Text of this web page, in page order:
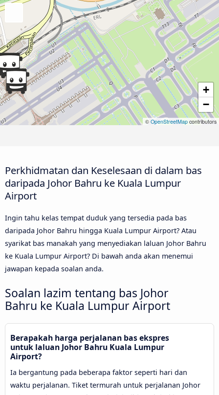
+
−
© OpenStreetMap contributors
Perkhidmatan dan Keselesaan di dalam bas
daripada Johor Bahru ke Kuala Lumpur
Airport
Ingin tahu kelas tempat duduk yang tersedia pada bas
daripada Johor Bahru hingga Kuala Lumpur Airport? Atau
syarikat bas manakah yang menyediakan laluan Johor Bahru
ke Kuala Lumpur Airport? Di bawah anda akan menemui
jawapan kepada soalan anda.
Soalan lazim tentang bas Johor
Bahru ke Kuala Lumpur Airport
Berapakah harga perjalanan bas ekspres
untuk laluan Johor Bahru Kuala Lumpur
Airport?
Ia bergantung pada beberapa faktor seperti hari dan
waktu perjalanan. Tiket termurah untuk perjalanan Johor